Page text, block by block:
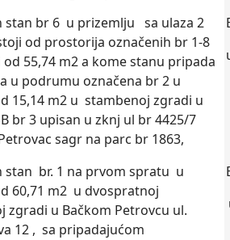
stan br 6 u prizemlјu sa ulaza 2
od prostorija označenih br 1-8
55,74 m2 a kome stanu pripada
u podrumu označena br 2 u
15,14 m2 u stambenoj zgradi u
br 3 upisan u zknj ul br 4425/7
sagr na parc br 1863,
stan br. 1 na prvom spratu u
60,71 m2 u dvospratnoj
zgradi u Bačkom Petrovcu ul.
12 , sa pripadajućom